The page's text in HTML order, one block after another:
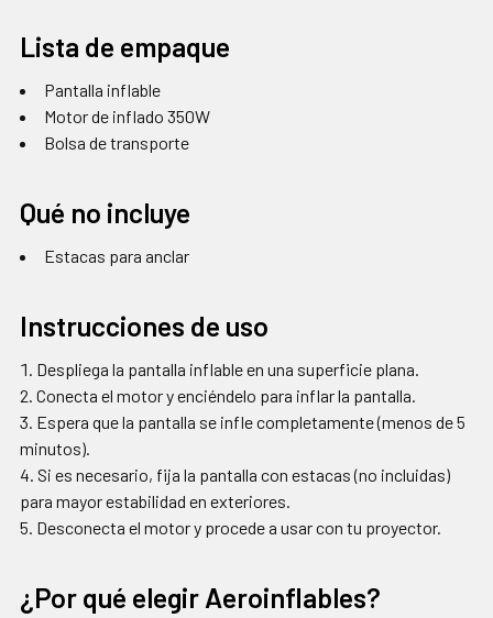
Lista de empaque
Pantalla inflable
Motor de inflado 350W
Bolsa de transporte
Qué no incluye
Estacas para anclar
Instrucciones de uso
Despliega la pantalla inflable en una superficie plana.
Conecta el motor y enciéndelo para inflar la pantalla.
Espera que la pantalla se infle completamente (menos de 5
minutos).
Si es necesario, fija la pantalla con estacas (no incluidas)
para mayor estabilidad en exteriores.
Desconecta el motor y procede a usar con tu proyector.
¿Por qué elegir Aeroinflables?